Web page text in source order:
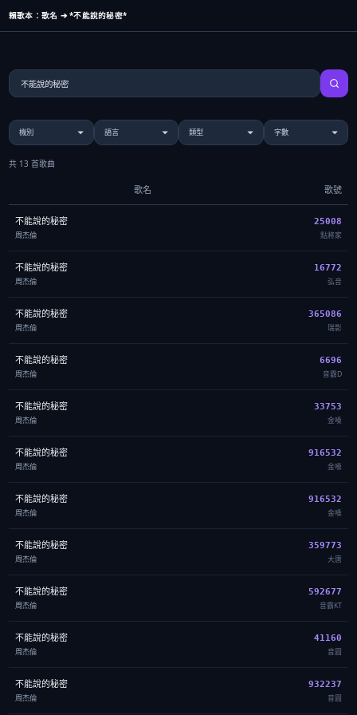
賴歌本：歌名 ➔ *不能說的秘密*
共 13 首歌曲
歌名 歌號
不能說的秘密
周杰倫
25008
點將家
不能說的秘密
周杰倫
16772
弘音
不能說的秘密
周杰倫
365086
瑞影
不能說的秘密
周杰倫
6696
音霸D
不能說的秘密
周杰倫
33753
金嗓
不能說的秘密
周杰倫
916532
金嗓
不能說的秘密
周杰倫
916532
金嗓
不能說的秘密
周杰倫
359773
大唐
不能說的秘密
周杰倫
592677
音霸KT
不能說的秘密
周杰倫
41160
音圓
不能說的秘密
周杰倫
932237
音圓